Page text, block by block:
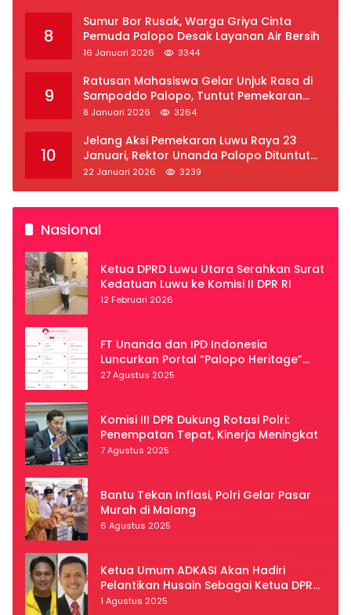
8
Sumur Bor Rusak, Warga Griya Cinta
Pemuda Palopo Desak Layanan Air Bersih
16 Januari 2026 3344
9
Ratusan Mahasiswa Gelar Unjuk Rasa di
Sampoddo Palopo, Tuntut Pemekaran
Provinsi Luwu Raya
8 Januari 2026 3264
10
Jelang Aksi Pemekaran Luwu Raya 23
Januari, Rektor Unanda Palopo Dituntut
Liburkan Mahasiswa
22 Januari 2026 3239
Nasional
Ketua DPRD Luwu Utara Serahkan Surat
Kedatuan Luwu ke Komisi II DPR RI
12 Februari 2026
FT Unanda dan IPD Indonesia
Luncurkan Portal “Palopo Heritage”
Secara Virtual
27 Agustus 2025
Komisi III DPR Dukung Rotasi Polri:
Penempatan Tepat, Kinerja Meningkat
7 Agustus 2025
Bantu Tekan Inflasi, Polri Gelar Pasar
Murah di Malang
6 Agustus 2025
Ketua Umum ADKASI Akan Hadiri
Pelantikan Husain Sebagai Ketua DPRD
Luwu Utara
1 Agustus 2025